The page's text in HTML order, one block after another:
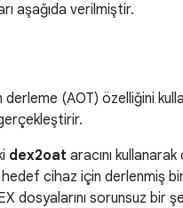
aşağıda verilmiştir.
(AOT) özelliğini
dex2oat aracını
hedef cihaz için derlenmiş
dosyalarını sorunsuz bir